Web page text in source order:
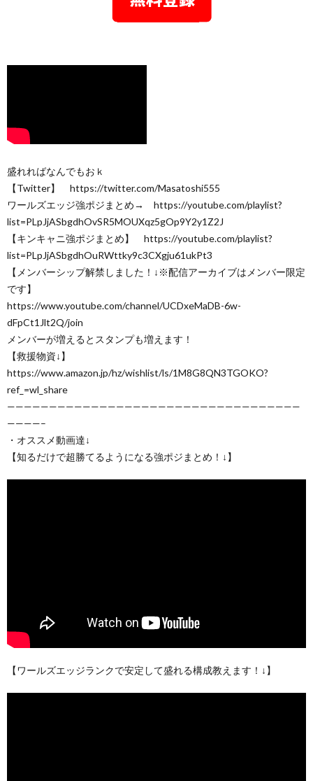
盛れればなんでもおｋ
【Twitter】 https://twitter.com/Masatoshi555
ワールズエッジ強ポジまとめ→ https://youtube.com/playlist?
list=PLpJjASbgdhOvSR5MOUXqz5gOp9Y2y1Z2J
【キンキャニ強ポジまとめ】 https://youtube.com/playlist?
list=PLpJjASbgdhOuRWttky9c3CXgju61ukPt3
【メンバーシップ解禁しました！↓※配信アーカイブはメンバー限定
です】
https://www.youtube.com/channel/UCDxeMaDB-6w-
dFpCt1Jlt2Q/join
メンバーが増えるとスタンプも増えます！
【救援物資↓】
https://www.amazon.jp/hz/wishlist/ls/1M8G8QN3TGOKO?
ref_=wl_share
———————————————————————————————————
————–
・オススメ動画達↓
【知るだけで超勝てるようになる強ポジまとめ！↓】
【ワールズエッジランクで安定して盛れる構成教えます！↓】